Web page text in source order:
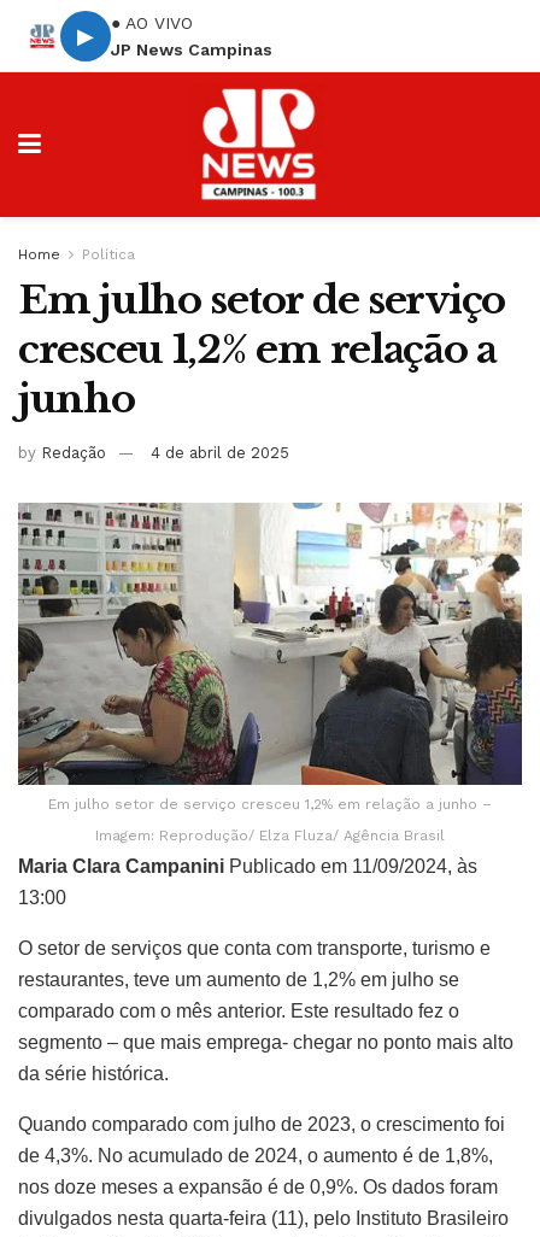
▶
● AO VIVO
JP News Campinas
Home Política
Em julho setor de serviço
cresceu 1,2% em relação a
junho
by Redação 4 de abril de 2025
Em julho setor de serviço cresceu 1,2% em relação a junho –
Imagem: Reprodução/ Elza Fluza/ Agência Brasil
Maria Clara Campanini Publicado em 11/09/2024, às
13:00
O setor de serviços que conta com transporte, turismo e
restaurantes, teve um aumento de 1,2% em julho se
comparado com o mês anterior. Este resultado fez o
segmento – que mais emprega- chegar no ponto mais alto
da série histórica.
Quando comparado com julho de 2023, o crescimento foi
de 4,3%. No acumulado de 2024, o aumento é de 1,8%,
nos doze meses a expansão é de 0,9%. Os dados foram
divulgados nesta quarta-feira (11), pelo Instituto Brasileiro